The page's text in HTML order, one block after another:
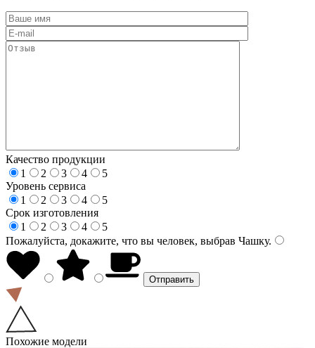
Качество продукции
1
2 3 4
5
Уровень сервиса
1
2 3 4
5
Срок изготовления
1
2 3 4
5
Пожалуйста, докажите, что вы человек, выбрав Чашку.
Похожие модели